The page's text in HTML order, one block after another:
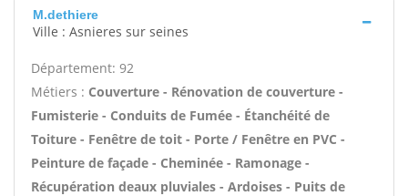
M.dethiere
Ville : Asnieres sur seines
Département: 92
Métiers : Couverture - Rénovation de couverture -
Fumisterie - Conduits de Fumée - Étanchéité de
Toiture - Fenêtre de toit - Porte / Fenêtre en PVC -
Peinture de façade - Cheminée - Ramonage -
Récupération deaux pluviales - Ardoises - Puits de